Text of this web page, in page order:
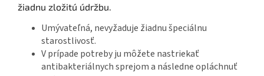
žiadnu zložitú údržbu.
Umývateľná, nevyžaduje žiadnu špeciálnu
starostlivosť.
V prípade potreby ju môžete nastriekať
antibakteriálnych sprejom a následne opláchnuť